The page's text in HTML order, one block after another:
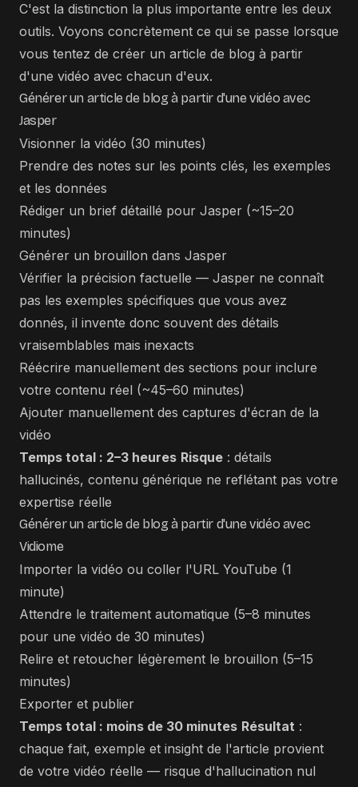
C'est la distinction la plus importante entre les deux
outils. Voyons concrètement ce qui se passe lorsque
vous tentez de créer un article de blog à partir
d'une vidéo avec chacun d'eux.
Générer un article de blog à partir d'une vidéo avec
Jasper
Visionner la vidéo (30 minutes)
Prendre des notes sur les points clés, les exemples
et les données
Rédiger un brief détaillé pour Jasper (~15–20
minutes)
Générer un brouillon dans Jasper
Vérifier la précision factuelle — Jasper ne connaît
pas les exemples spécifiques que vous avez
donnés, il invente donc souvent des détails
vraisemblables mais inexacts
Réécrire manuellement des sections pour inclure
votre contenu réel (~45–60 minutes)
Ajouter manuellement des captures d'écran de la
vidéo
Temps total : 2–3 heures Risque : détails
hallucinés, contenu générique ne reflétant pas votre
expertise réelle
Générer un article de blog à partir d'une vidéo avec
Vidiome
Importer la vidéo ou coller l'URL YouTube (1
minute)
Attendre le traitement automatique (5–8 minutes
pour une vidéo de 30 minutes)
Relire et retoucher légèrement le brouillon (5–15
minutes)
Exporter et publier
Temps total : moins de 30 minutes Résultat :
chaque fait, exemple et insight de l'article provient
de votre vidéo réelle — risque d'hallucination nul